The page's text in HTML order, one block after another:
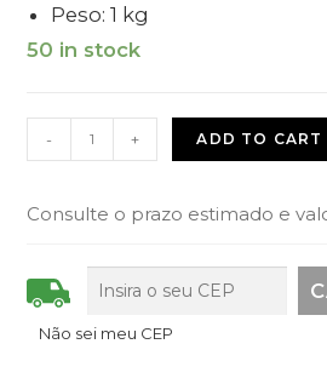
Peso: 1 kg
50 in stock
- + ADD TO CART
Consulte o prazo estimado e
Não sei meu CEP